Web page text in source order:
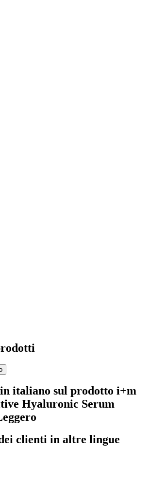
in italiano sul prodotto i+m
Hyaluronic Serum
clienti in altre lingue